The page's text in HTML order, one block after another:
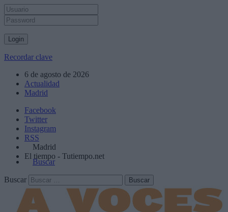
Recordar clave
6 de agosto de 2026
Actualidad
Madrid
Facebook
Twitter
Instagram
RSS
Madrid
El tiempo - Tutiempo.net
Buscar
Buscar